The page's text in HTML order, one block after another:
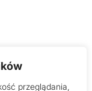
przeglądania,